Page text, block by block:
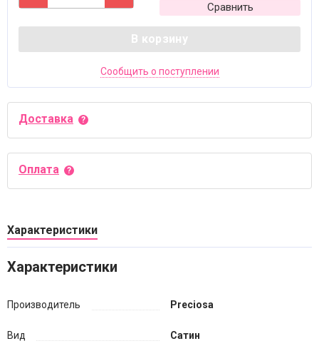
Сравнить
В корзину
Сообщить о поступлении
Доставка
Оплата
Характеристики
Характеристики
Производитель Preciosa
Вид Сатин